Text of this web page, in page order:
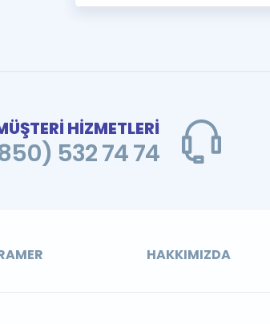
HİZMETLERİ
532 74 74
HAKKIMIZDA